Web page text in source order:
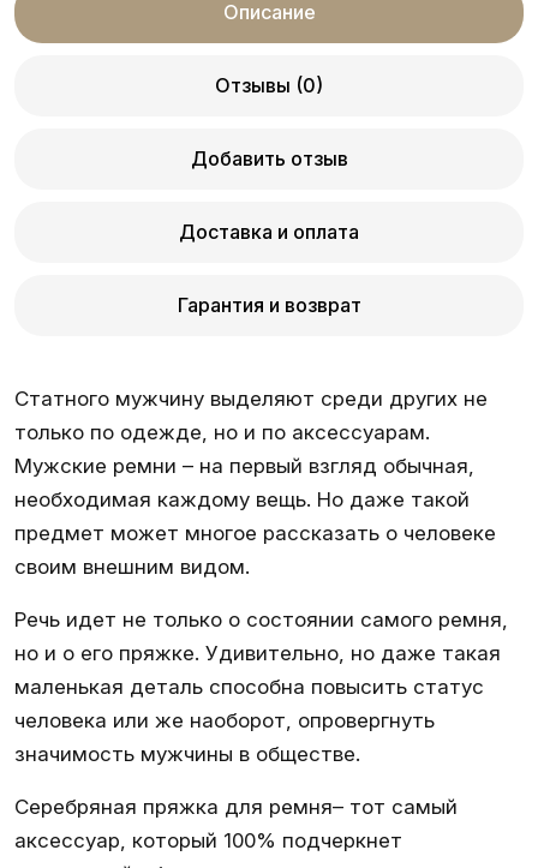
Описание
Отзывы (0)
Добавить отзыв
Доставка и оплата
Гарантия и возврат
Статного мужчину выделяют среди других не
только по одежде, но и по аксессуарам.
Мужские ремни – на первый взгляд обычная,
необходимая каждому вещь. Но даже такой
предмет может многое рассказать о человеке
своим внешним видом.
Речь идет не только о состоянии самого ремня,
но и о его пряжке. Удивительно, но даже такая
маленькая деталь способна повысить статус
человека или же наоборот, опровергнуть
значимость мужчины в обществе.
Серебряная пряжка для ремня– тот самый
аксессуар, который 100% подчеркнет